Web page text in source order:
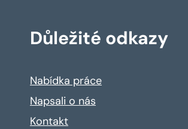
Důležité odkazy
Nabídka práce
Napsali o nás
Kontakt